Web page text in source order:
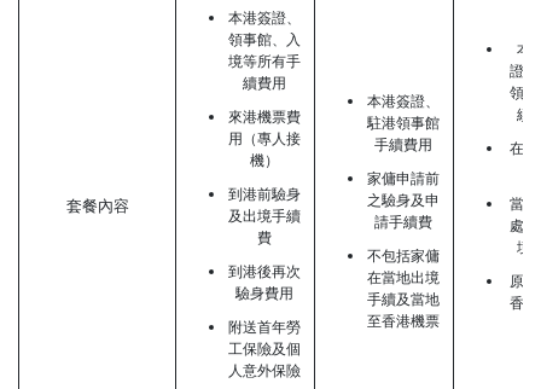
套餐內容
本港簽證、
領事館、入
境等所有手
續費用
來港機票費
用（專人接
機）
到港前驗身
及出境手續
費
到港後再次
驗身費用
附送首年勞
工保險及個
人意外保險
本港簽證、
駐港領事館
手續費用
家傭申請前
之驗身及申
請手續費
不包括家傭
在當地出境
手續及當地
至香港機票
本
證
領
續
在
當
處
境
原
香